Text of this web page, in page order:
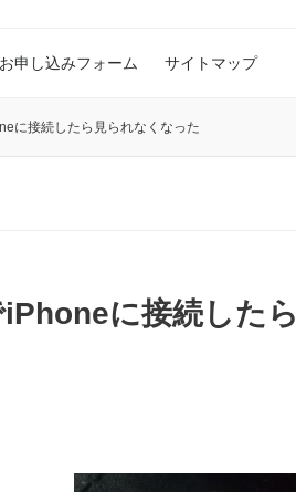
申し込みフォーム サイトマップ
に接続したら見られなくなった
iPhoneに接続したら